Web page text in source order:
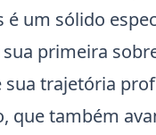
um sólido
primeira
trajetória
, que também